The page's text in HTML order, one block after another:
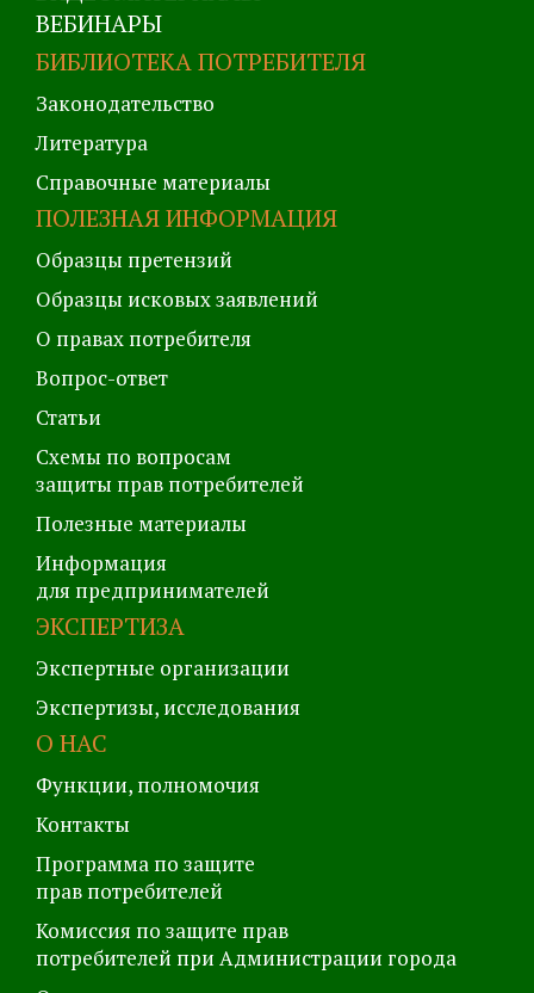
ВЕБИНАРЫ
БИБЛИОТЕКА ПОТРЕБИТЕЛЯ
Законодательство
Литература
Справочные материалы
ПОЛЕЗНАЯ ИНФОРМАЦИЯ
Образцы претензий
Образцы исковых заявлений
О правах потребителя
Вопрос-ответ
Статьи
Схемы по вопросам
защиты прав потребителей
Полезные материалы
Информация
для предпринимателей
ЭКСПЕРТИЗА
Экспертные организации
Экспертизы, исследования
О НАС
Функции, полномочия
Контакты
Программа по защите
прав потребителей
Комиссия по защите прав
потребителей при Администрации города